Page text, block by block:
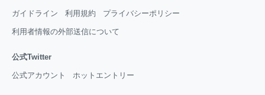
ガイドライン 利用規約 プライバシーポリシー
利用者情報の外部送信について
公式Twitter
公式アカウント ホットエントリー